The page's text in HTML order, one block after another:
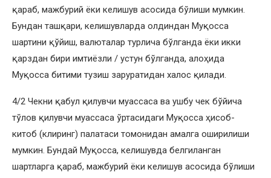
қараб, мажбурий ёки келишув асосида бўлиши мумкин.
Бундан ташқари, келишувларда олдиндан Муқосса
шартини қўйиш, валюталар турлича бўлганда ёки икки
қарздан бири имтиёзли / устун бўлганда, алоҳида
Муқосса битими тузиш заруратидан халос қилади.
4/2 Чекни қабул қилувчи муассаса ва ушбу чек бўйича
тўлов қилувчи муассаса ўртасидаги Муқосса ҳисоб-
китоб (клиринг) палатаси томонидан амалга оширилиши
мумкин. Бундай Муқосса, келишувда белгиланган
шартларга қараб, мажбурий ёки келишув асосида бўлиши